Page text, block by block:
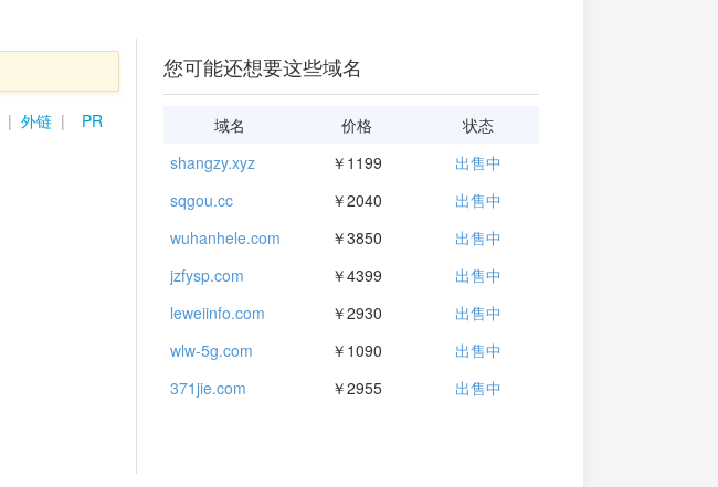
| 外链 | PR
您可能还想要这些域名
域名 价格
状态
shangzy.xyz
￥1199
出售中
sqgou.cc
￥2040
出售中
wuhanhele.com
￥3850
出售中
jzfysp.com
￥4399
出售中
leweiinfo.com
￥2930
出售中
wlw-5g.com
￥1090
出售中
371jie.com
￥2955 出售中